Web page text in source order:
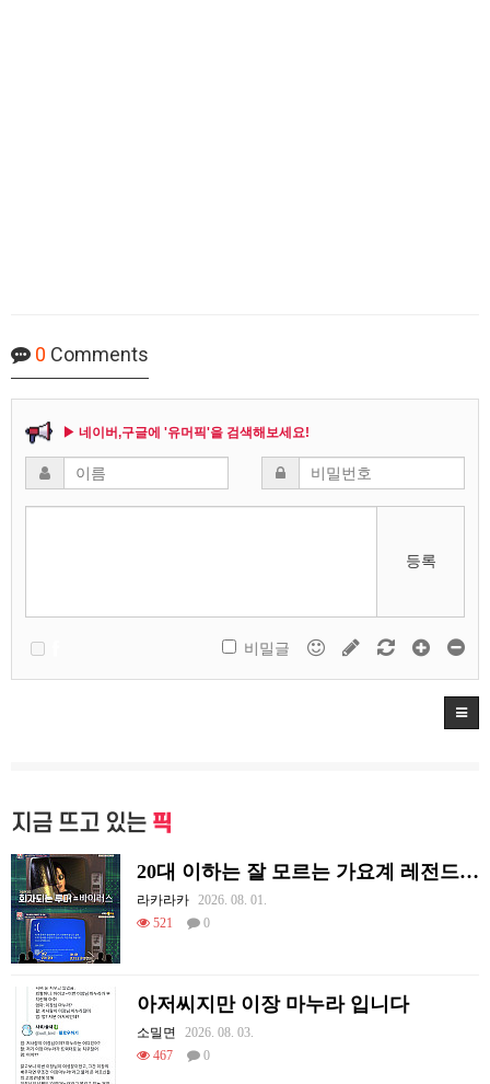
0 Comments
▶ 네이버,구글에 '유머픽'을 검색해보세요!
등록
비밀글
지금 뜨고 있는 픽
20대 이하는 잘 모르는 가요계 레전드 썰
라카라카
2026. 08. 01.
521
0
아저씨지만 이장 마누라 입니다
소밀면
2026. 08. 03.
467
0